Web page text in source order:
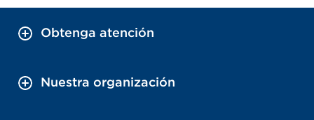
Obtenga atención
Nuestra organización